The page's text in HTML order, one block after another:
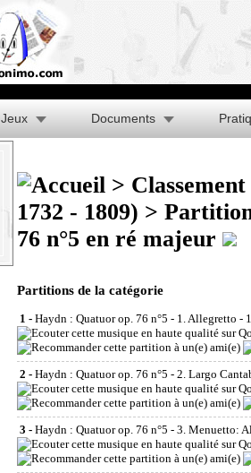
Jeux Documents
>
1732 - 1809) >
76 n°5 en ré majeur
Partitions de la catégorie
1 - Haydn : Quatuor op. 76 n°5 - 1. Allegretto -
2 - Haydn : Quatuor op. 76 n°5 - 2. Largo
3 - Haydn : Quatuor op. 76 n°5 - 3. Menuetto: